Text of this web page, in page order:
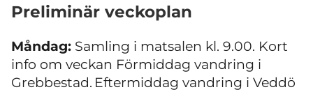
Preliminär veckoplan
Måndag: Samling i matsalen kl. 9.00. Kort
info om veckan Förmiddag vandring i
Grebbestad. Eftermiddag vandring i Veddö